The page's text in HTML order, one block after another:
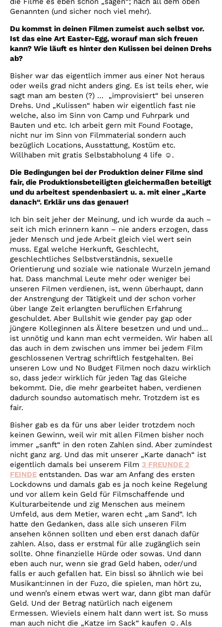
Genannten (und sicher noch viel mehr).
Du kommst in deinen Filmen zumeist auch selbst vor.
Ist das eine Art Easter-Egg, worauf man sich freuen
kann? Wie läuft es hinter den Kulissen bei deinen Drehs
ab?
Bisher war das eigentlich immer aus einer Not heraus
oder weils grad nicht anders ging. Es ist teils eher, wie
sagt man am besten (?) … „improvisiert“ bei unseren
Drehs. Und „Kulissen“ haben wir eigentlich fast nie
welche, also im Sinn von Camp und Fuhrpark und
Bauten und etc. Ich arbeit gern mit Found Footage,
nicht nur im Sinn von Filmmaterial sondern auch
bezüglich Locations, Ausstattung, Kostüm etc.
Willhaben mit gratis Selbstabholung 4 life ☺.
Die Bedingungen bei der Produktion deiner Filme sind
fair, die Produktionsbeteiligten gleichermaßen beteiligt
und du arbeitest spendenbasiert u. a. mit einer „Karte
danach“. Erklär uns das genauer!
Ich bin seit jeher der Meinung, und ich wurde da auch –
seit ich mich erinnern kann – nie anders erzogen, dass
jeder Mensch und jede Arbeit gleich viel wert sein
muss. Egal welche Herkunft, Geschlecht,
geschlechtliches Selbstverständnis, sexuelle
Orientierung und soziale wie nationale Wurzeln jemand
hat. Dass manchmal Leute mehr oder weniger bei
unseren Filmen verdienen, ist, wenn überhaupt, dann
der Anstrengung der Tätigkeit und der schon vorher
über lange Zeit erlangten beruflichen Erfahrung
geschuldet. Aber Bullshit wie gender pay gap oder
jüngere Kolleginnen als Ältere besetzen und und und…
ist unnötig und kann man echt vermeiden. Wir haben all
das auch in dem zwischen uns immer bei jedem Film
geschlossenen Vertrag schriftlich festgehalten. Bei
unseren Low und No Budget Filmen noch dazu wirklich
so, dass jede:r wirklich für jeden Tag das Gleiche
bekommt. Die, die mehr gearbeitet haben, verdienen
dadurch soundso automatisch mehr. Trotzdem ist es
fair.
Bisher gab es da für uns aber leider trotzdem noch
keinen Gewinn, weil wir mit allen Filmen bisher noch
immer „sanft“ in den roten Zahlen sind. Aber zumindest
nicht ganz arg. Und das mit unserer „Karte danach“ ist
eigentlich damals bei unserem Film 3 FREUNDE 2
FEINDE entstanden. Das war am Anfang des ersten
Lockdowns und damals gab es ja noch keine Regelung
und vor allem kein Geld für Filmschaffende und
Kulturarbeitende und zig Menschen aus meinem
Umfeld, aus dem Metier, waren echt „am Sand“. Ich
hatte den Gedanken, dass alle sich unseren Film
ansehen können sollten und eben erst danach dafür
zahlen. Also, dass er erstmal für alle zugänglich sein
sollte. Ohne finanzielle Hürde oder sowas. Und dann
eben auch nur, wenn sie grad Geld haben, oder/und
falls er auch gefallen hat. Ein bissl so ähnlich wie bei
Musikant:innen in der Fuzo, die spielen, man hört zu,
und wenn’s einem etwas wert war, dann gibt man dafür
Geld. Und der Betrag natürlich nach eigenem
Ermessen. Wieviels einem halt dann wert ist. So muss
man auch nicht die „Katze im Sack“ kaufen ☺. Als